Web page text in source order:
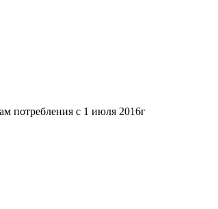
потребления с 1 июля 2016г